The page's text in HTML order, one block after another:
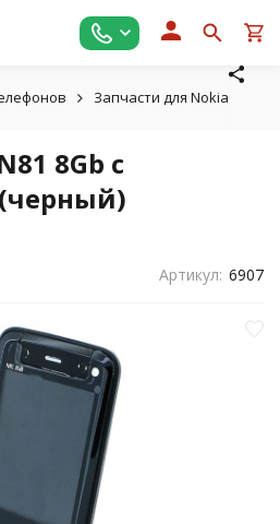
Запчасти для Nokia
8Gb с
Артикул: 6907